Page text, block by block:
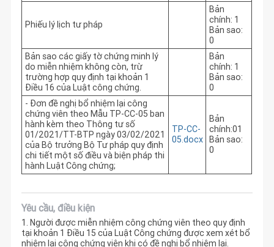
Phiếu lý lịch tư pháp
Bản
chính: 1
Bản sao:
0
Bản sao các giấy tờ chứng minh lý
do miễn nhiệm không còn, trừ
trường hợp quy định tại khoản 1
Điều 16 của Luật công chứng.
Bản
chính: 1
Bản sao:
0
- Đơn đề nghị bổ nhiệm lại công
chứng viên theo Mẫu TP-CC-05 ban
hành kèm theo Thông tư số
01/2021/TT-BTP ngày 03/02/2021
của Bộ trưởng Bộ Tư pháp quy định
chi tiết một số điều và biện pháp thi
hành Luật Công chứng;
TP-CC-
05.docx
Bản
chính:01
Bản sao:
0
Yêu cầu, điều kiện
1. Người được miễn nhiệm công chứng viên theo quy định
tại khoản 1 Điều 15 của Luật Công chứng được xem xét bổ
nhiệm lại công chứng viên khi có đề nghị bổ nhiệm lại.